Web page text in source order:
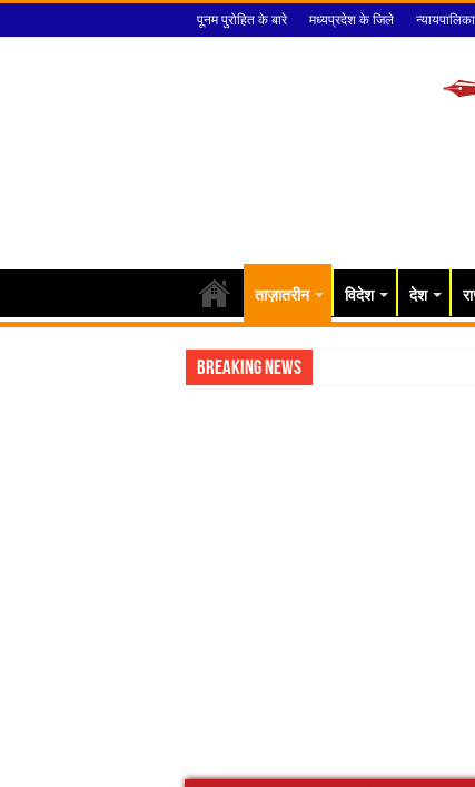
पूनम पुरोहित के बारे मध्यप्रदेश के जिले न्यायपालिका
ताज़ातरीन विदेश देश
Breaking News